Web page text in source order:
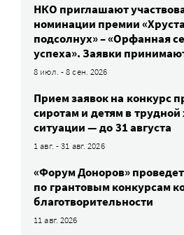
НКО приглашают
номинации премии
подсолнух» – «Орфанная
успеха». Заявки
8 июл. - 8 сен. 2026
Прием заявок на конкурс
сиротам и детям в
ситуации — до 31 августа
1 авг. - 31 авг. 2026
«Форум Доноров»
по грантовым конкурсам
благотворительности
11 авг. 2026